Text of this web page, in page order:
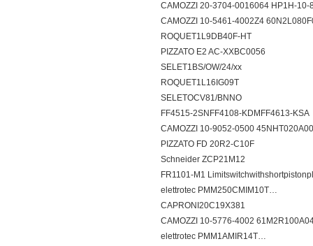
CAMOZZI 20-3704-0016064 HP1H-
CAMOZZI 10-5461-4002Z4
ROQUET1L9DB40F-HT
PIZZATO E2 AC-XXBC0056
SELET1BS/OW/24/xx
ROQUET1L16IG09T
SELETOCV81/BNNO
FF4515-2SNFF4108-KDMFF4613-
CAMOZZI 10-9052-0500
PIZZATO FD 20R2-C10F
Schneider ZCP21M12
FR1101-M1
elettrotec PMM250CMIM10T…
CAPRONI20C19X381
CAMOZZI 10-5776-4002
elettrotec PMM1AMIR14T…